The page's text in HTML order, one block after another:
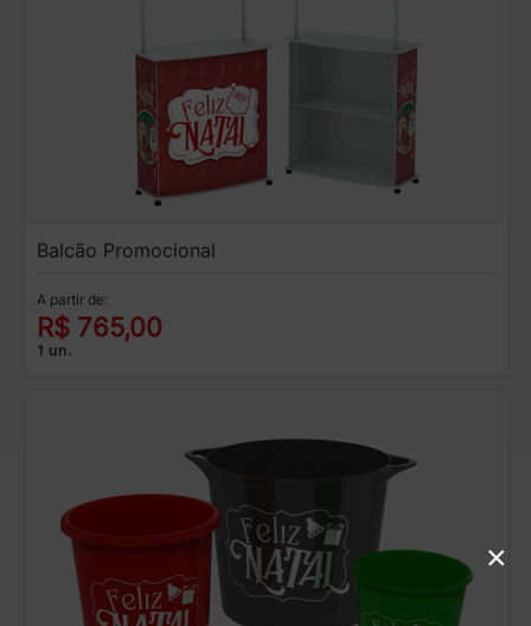
Balcão Promocional
A partir de:
R$ 765,00
1 un.
×